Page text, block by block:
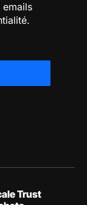
Trust